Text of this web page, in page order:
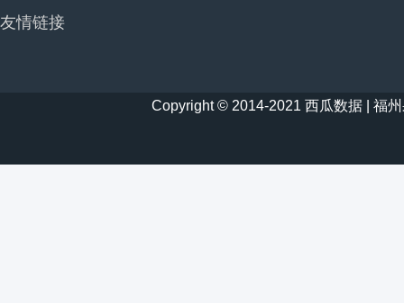
友情链接
Copyright © 2014-2021 西瓜数据 | 福